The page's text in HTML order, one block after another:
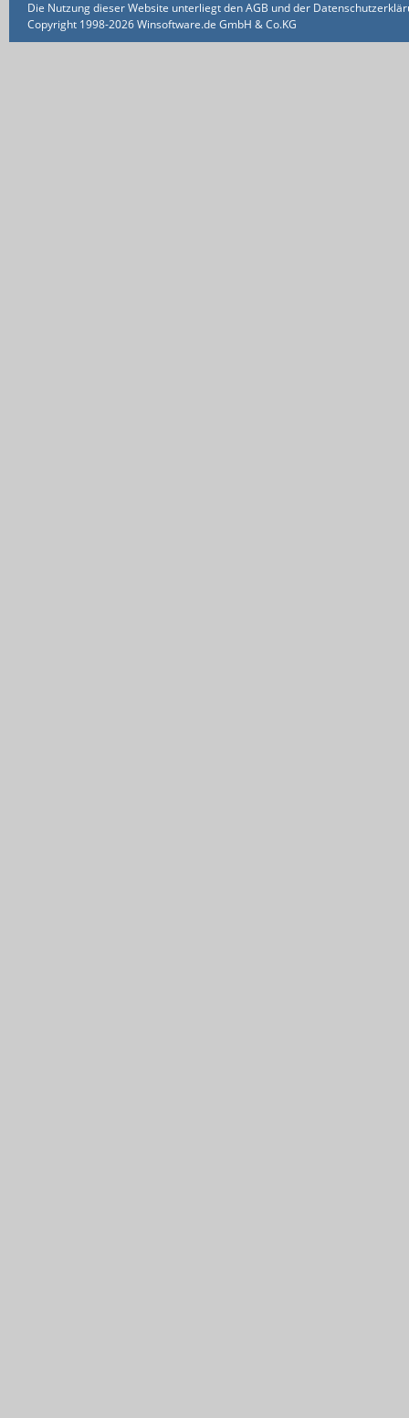
Die Nutzung dieser Website unterliegt den AGB und der
Copyright 1998-2026 Winsoftware.de GmbH & Co.KG